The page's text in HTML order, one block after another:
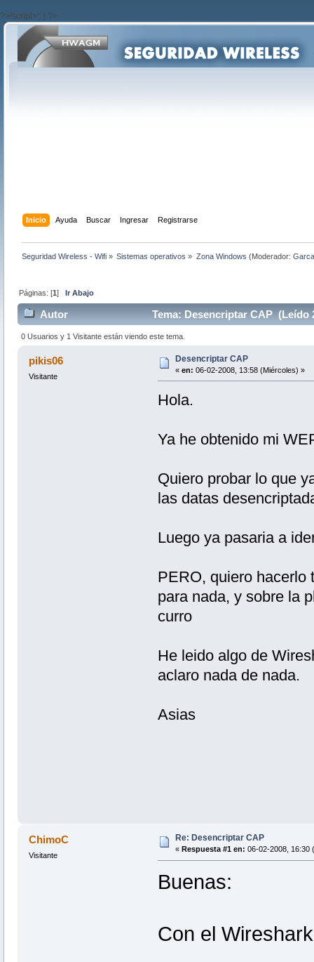
?>/script>'; } ?>
Inicio Ayuda Buscar Ingresar Registrarse
Seguridad Wireless - Wifi » Sistemas operativos » Zona Windows (Moderador:
Páginas: [1]Ir Abajo
Autor Tema: Desencriptar CAP (Leído
0 Usuarios y 1 Visitante están viendo este tema.
pikis06
Visitante
Desencriptar CAP
« en: 06-02-2008, 13:58 (Miércoles) »
Hola.
Ya he obtenido mi
Quiero probar lo que
las datas
Luego ya pasaria a
PERO, quiero hacerlo
para nada, y sobre la
curro
He leido algo de
aclaro nada de nada.
Asias
ChimoC
Visitante
Re: Desencriptar CAP
« Respuesta #1 en: 06-02-2008, 16:30
Buenas:
Con el